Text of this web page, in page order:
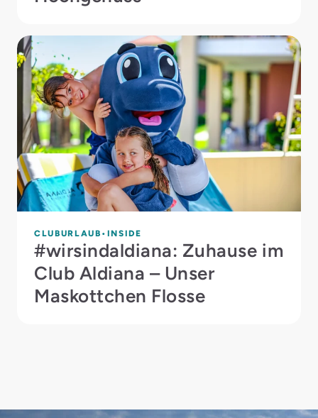
CLUBURLAUB INSIDE
#wirsindaldiana: Zuhause im
Club Aldiana – Unser
Maskottchen Flosse